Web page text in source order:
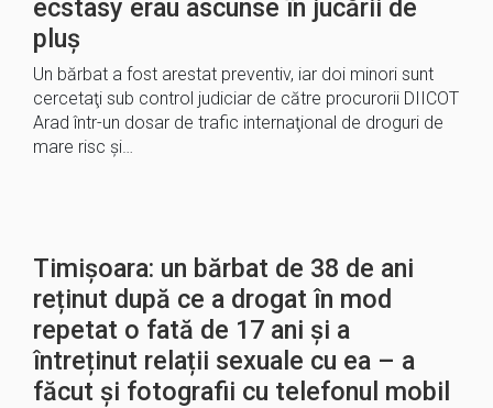
ecstasy erau ascunse în jucării de
pluş
Un bărbat a fost arestat preventiv, iar doi minori sunt
cercetaţi sub control judiciar de către procurorii DIICOT
Arad într-un dosar de trafic internaţional de droguri de
mare risc şi…
Timișoara: un bărbat de 38 de ani
reținut după ce a drogat în mod
repetat o fată de 17 ani și a
întreținut relații sexuale cu ea – a
făcut și fotografii cu telefonul mobil